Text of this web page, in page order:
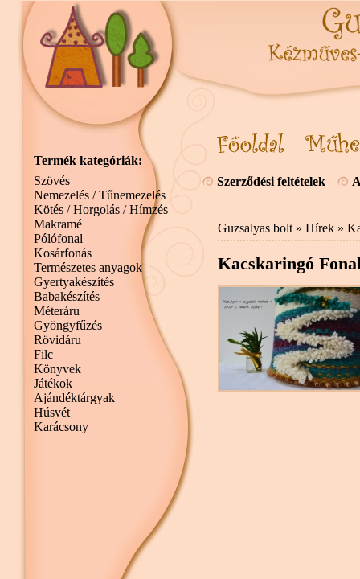
Szerződési feltételek
Guzsalyas bolt » Hírek »
Kacskaringó
Termék kategóriák:
Szövés
Nemezelés / Tűnemezelés
Kötés / Horgolás / Hímzés
Makramé
Pólófonal
Kosárfonás
Természetes anyagok
Gyertyakészítés
Babakészítés
Méteráru
Gyöngyfűzés
Rövidáru
Filc
Könyvek
Játékok
Ajándéktárgyak
Húsvét
Karácsony